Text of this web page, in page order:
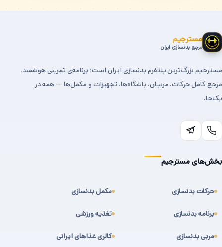
مسترجیم
مرجع بدنسازی ایران
مسترجیم بزرگ‌ترین پلتفرم بدنسازی ایران است؛ برنامه‌ی تمرینی هوشمند،
مرجع کامل حرکات، مربیان، باشگاه‌ها، تجهیزات و مکمل‌ها — همه در
یک‌جا.
بخش‌های مسترجیم
حرکات بدنسازی
برنامه بدنسازی
مربی بدنسازی
مکمل بدنسازی
تغذیه ورزشی
کالری غذاهای ایرانی